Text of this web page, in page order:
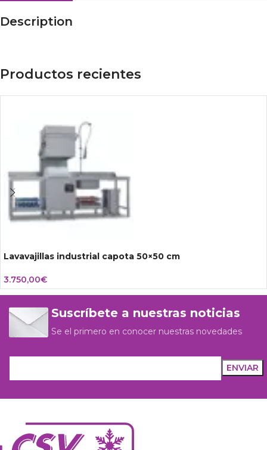
Description
Productos recientes
Lavavajillas industrial capota 50×50 cm
3.750,00€
Suscríbete a nuestras noticias
Se el primero en conocer nuestras novedades